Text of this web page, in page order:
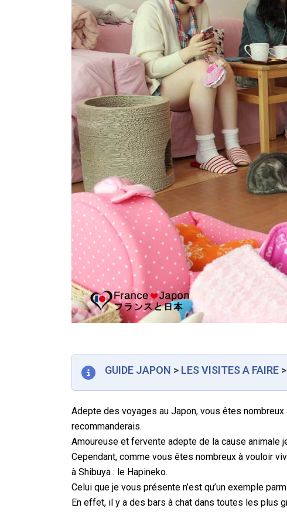
GUIDE JAPON > LES VISITES A FAIRE >
Adepte des voyages au Japon, vous êtes
recommanderais.
Amoureuse et fervente adepte de la cause animale
Cependant, comme vous êtes nombreux à vouloir
à Shibuya : le Hapineko.
Celui que je vous présente n’est qu’un exemple
En effet, il y a des bars à chat dans toutes les plus